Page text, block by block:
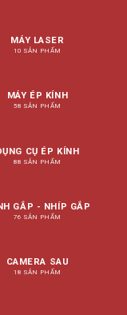
MÁY LASER
10 SẢN PHẨM
MÁY ÉP KÍNH
58 SẢN PHẨM
CỤ ÉP KÍNH
88 SẢN PHẨM
GẮP - NHÍP GẮP
76 SẢN PHẨM
CAMERA SAU
18 SẢN PHẨM